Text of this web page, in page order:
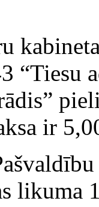
“Tiesu
ir
likuma